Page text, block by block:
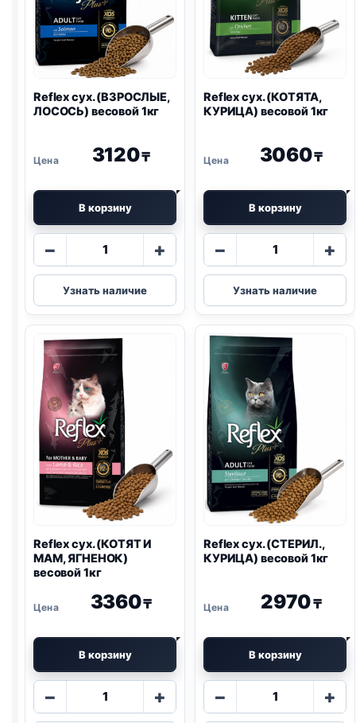
Reflex сух. (ВЗРОСЛЫЕ,
ЛОСОСЬ) весовой 1кг
3120₸
В корзину
−
Количество
Reflex
сух.
(ВЗРОСЛЫЕ,
весовой
+
Узнать наличие
Reflex сух. (КОТЯТА,
КУРИЦА) весовой 1кг
3060₸
В корзину
−
Количество
Reflex
сух.
(КОТЯТА,
КУРИЦА)
весовой
1кг
+
Узнать наличие
Reflex сух. (КОТЯТ И
МАМ, ЯГНЕНОК)
весовой 1кг
3360₸
В корзину
−
Количество
+
Reflex сух. (СТЕРИЛ.,
КУРИЦА) весовой 1кг
2970₸
В корзину
−
Количество
+